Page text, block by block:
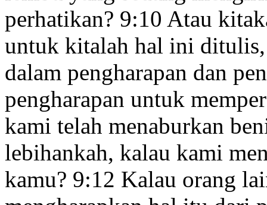
perhatikan? 9:10 Atau
untuk kitalah hal ini ditulis,
dalam pengharapan dan
pengharapan untuk
kami telah menaburkan
lebihankah, kalau kami
kamu? 9:12 Kalau orang